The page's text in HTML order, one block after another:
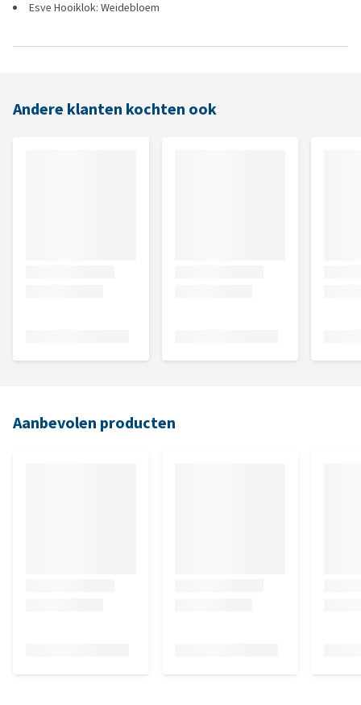
Esve Hooiklok: Weidebloem
Andere klanten kochten ook
Aanbevolen producten